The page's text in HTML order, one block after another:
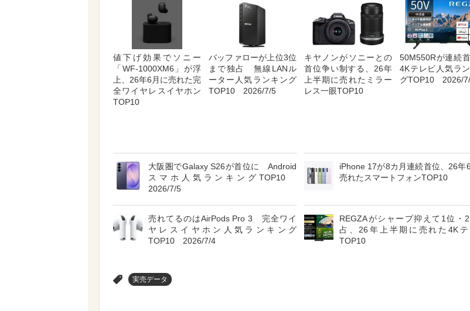
値下げ効果でソニー
「WF-1000XM6」が浮
上、26年6月に売れた完
全ワイヤレスイヤホン
TOP10
バッファローが上位3位
まで独占 無線LANル
ーター人気ランキング
TOP10 2026/7/5
キヤノンがソニーとの
首位争い制する、26年
上半期に売れたミラー
レス一眼TOP10
50M550Rが連続
4Kテレビ人気ラ
グTOP10 2026/
大阪圏でGalaxy S26が首位に Android
スマホ人気ランキングTOP10
2026/7/5
iPhone 17が8カ月連続首位、26年
売れたスマートフォンTOP10
売れてるのはAirPods Pro 3 完全ワイ
ヤレスイヤホン人気ランキング
TOP10 2026/7/4
REGZAがシャープ抑えて1位・
占、26年上半期に売れた4K
TOP10
実売データ